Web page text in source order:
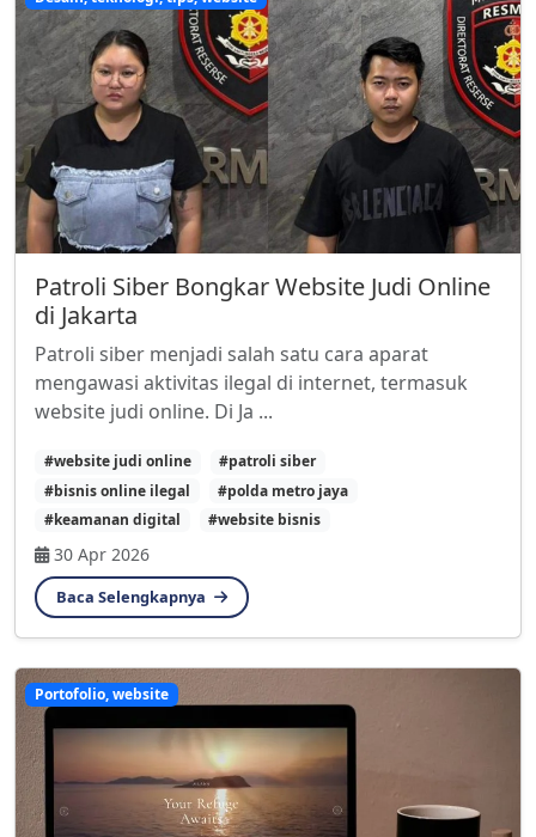
Patroli Siber Bongkar Website Judi Online
di Jakarta
Patroli siber menjadi salah satu cara aparat
mengawasi aktivitas ilegal di internet, termasuk
website judi online. Di Ja ...
#website judi online
#patroli siber
#bisnis online ilegal
#polda metro jaya
#keamanan digital
#website bisnis
30 Apr 2026
Baca Selengkapnya
Portofolio, website